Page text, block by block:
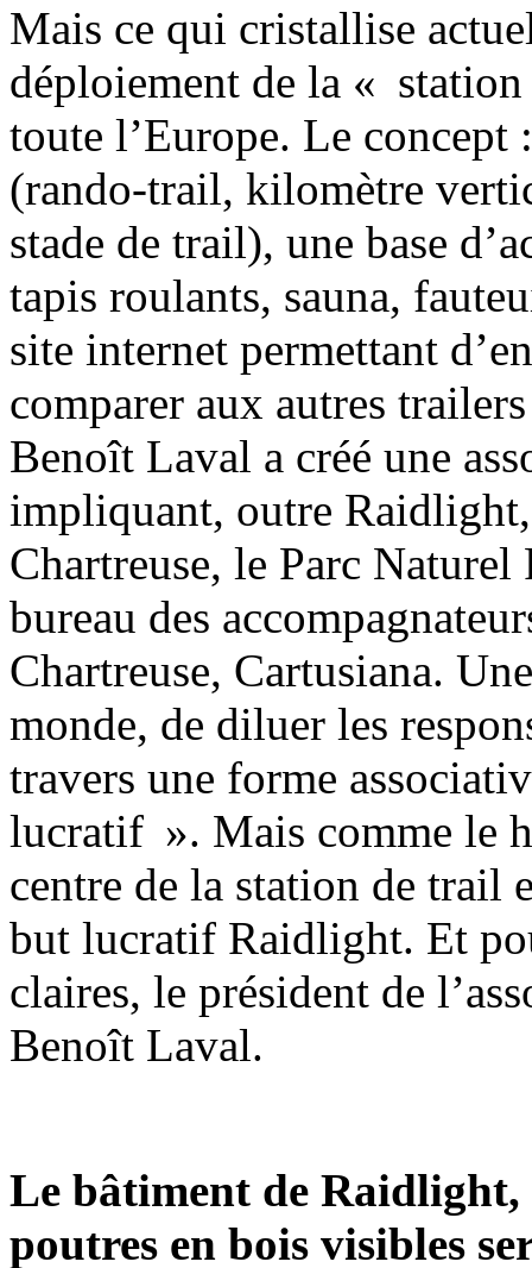
Mais ce qui cristallise
déploiement de la «
toute l’Europe. Le
(rando-trail, kilomètre
stade de trail), une base
tapis roulants, sauna,
site internet permettant
comparer aux autres
Benoît Laval a créé une
impliquant, outre
Chartreuse, le Parc
bureau des
Chartreuse, Cartusiana.
monde, de diluer les
travers une forme
lucratif ». Mais comme le
centre de la station de trail
but lucratif Raidlight. Et
claires, le président de
Benoît Laval.
Le bâtiment de Raidlight,
poutres en bois visibles